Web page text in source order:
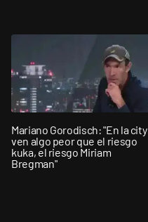
Mariano Gorodisch: "En la city
ven algo peor que el riesgo
kuka, el riesgo Miriam
Bregman"